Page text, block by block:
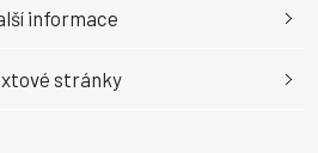
informace
stránky